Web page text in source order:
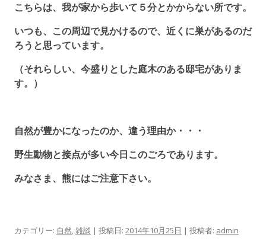
こちらは、我が家から歩いて５分とかからない所です。
いつも、この周辺で見かけるので、近くに巣があるのだ
ろうと思っています。
（それらしい、今盛りとした庭木のある邸宅がありま
す。）
自然が豊かになったのか、違う理由か・・・
野生動物と接点が多い今日このごろであります。
みなさま、熊にはご注意下さい。
カテゴリー: 自然,雑談 | 投稿日: 2014年10月25日 | 投稿者: admin